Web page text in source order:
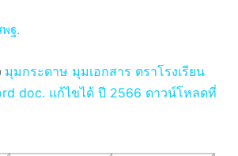
พฐ.
มุมกระดาษ มุมเอกสาร ตราโรงเรียน
doc. แก้ไขได้ ปี 2566 ดาวน์โหลดที่